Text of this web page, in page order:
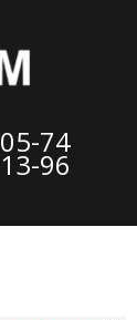
74
96